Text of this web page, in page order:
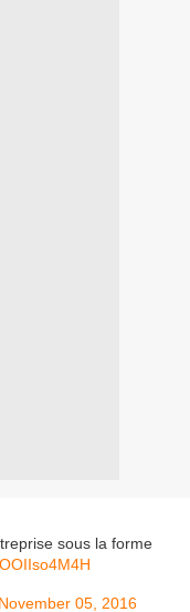
sous la forme
November 05, 2016